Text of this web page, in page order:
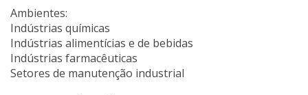
Ambientes:
Indústrias químicas
Indústrias alimentícias e de bebidas
Indústrias farmacêuticas
Setores de manutenção industrial